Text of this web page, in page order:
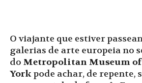
O viajante que estiver
galerias de arte europeia no
do Metropolitan Museum of
Yorkpode achar, de repente,